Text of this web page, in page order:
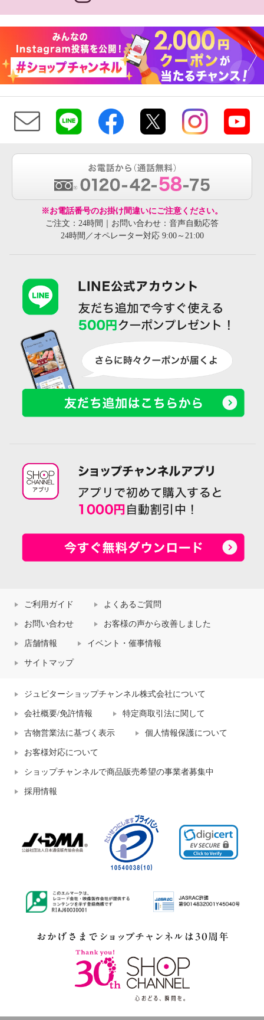
※お電話番号のお掛け間違いにご注意ください。
ご注文：24時間｜お問い合わせ：音声自動応答
24時間／オペレーター対応 9:00～21:00
ご利用ガイド よくあるご質問
お問い合わせ お客様の声から改善しました
店舗情報 イベント・催事情報
サイトマップ
ジュピターショップチャンネル株式会社について
会社概要/免許情報 特定商取引法に関して
古物営業法に基づく表示 個人情報保護について
お客様対応について
ショップチャンネルで商品販売希望の事業者募集中
採用情報